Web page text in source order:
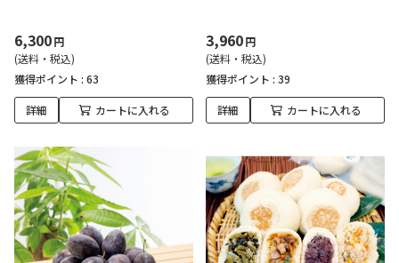
6,300円
(送料・税込)
獲得ポイント : 63
詳細 カートに入れる
3,960円
(送料・税込)
獲得ポイント : 39
詳細 カートに入れる